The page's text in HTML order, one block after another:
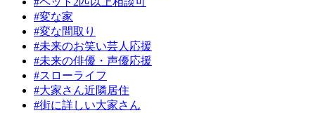
#変な家
#変な間取り
#未来のお笑い芸人応援
#未来の俳優・声優応援
#スローライフ
#大家さん近隣居住
#街に詳しい大家さん